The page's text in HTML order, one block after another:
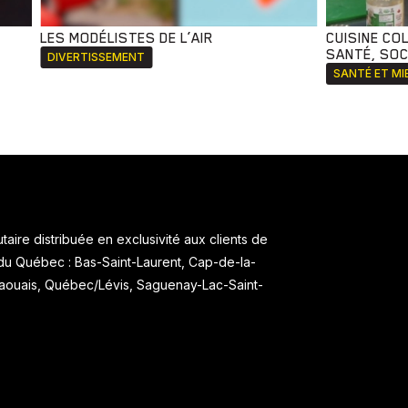
LES MODÉLISTES DE L’AIR
DIVERTISSEMENT
CUISINE
SANTÉ,
SANTÉ ET
distribuée en exclusivité aux clients de
Québec : Bas-Saint-Laurent, Cap-de-la-
Québec/Lévis, Saguenay-Lac-Saint-